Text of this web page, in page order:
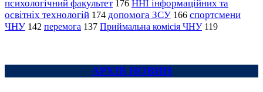
психологічний факультет 176 ННІ інформаційних та
освітніх технологій 174 допомога ЗСУ 166 спортсмени
ЧНУ 142 перемога 137 Приймальна комісія ЧНУ 119
АРХІВ НОВИН